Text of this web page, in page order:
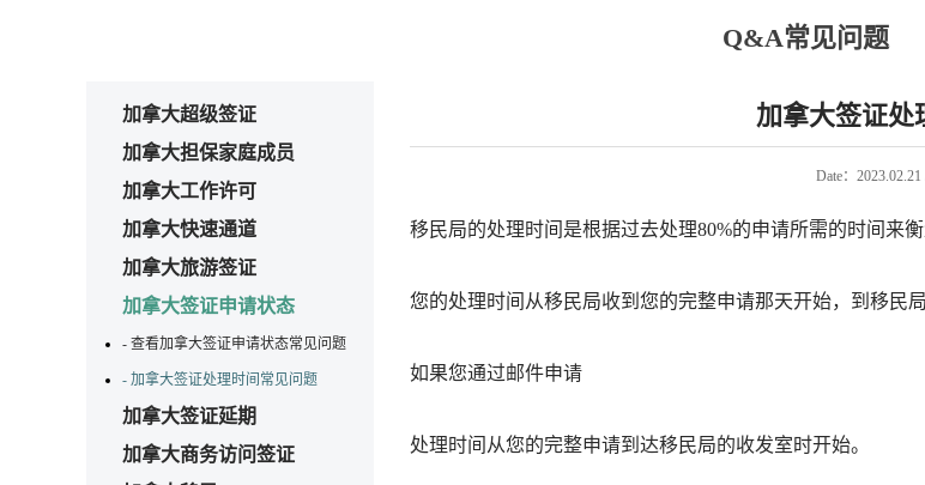
Q&A常见问题
加拿大超级签证
加拿大担保家庭成员
加拿大工作许可
加拿大快速通道
加拿大旅游签证
加拿大签证申请状态
- 查看加拿大签证申请状态常见问题
- 加拿大签证处理时间常见问题
加拿大签证延期
加拿大商务访问签证
加拿大签证处
Date：
移民局的处理时间是根据过去处理80%的申请所需的时间来衡
您的处理时间从移民局收到您的完整申请那天开始，到移民
如果您通过邮件申请
处理时间从您的完整申请到达移民局的收发室时开始。